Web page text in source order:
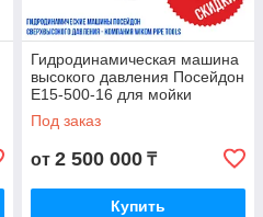
Гидродинамическая машина
высокого давления Посейдон
E15-500-16 для мойки
поверхностей и
теплообменников
Под заказ
от 2 500 000 ₸
Купить